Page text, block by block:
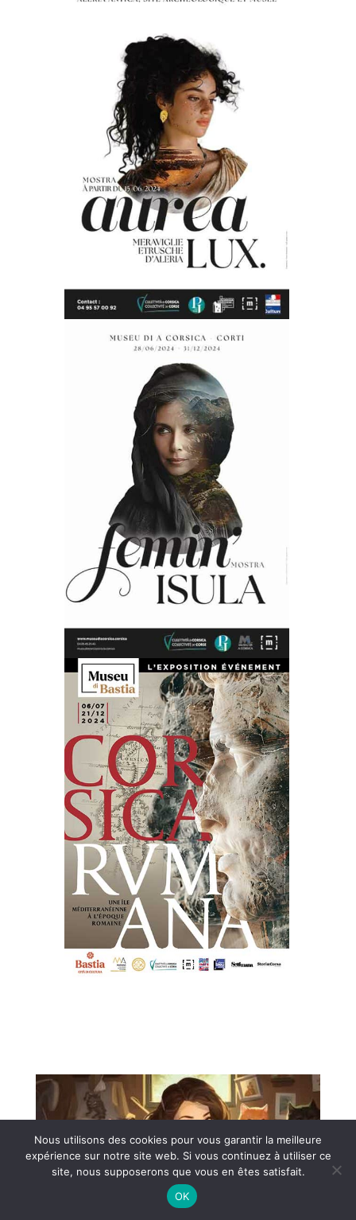
Nous utilisons des cookies pour vous garantir la meilleure
expérience sur notre site web. Si vous continuez à utiliser ce
site, nous supposerons que vous en êtes satisfait.
OK